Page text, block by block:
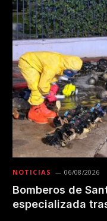
NOTICIAS 06/08/2026
Bomberos de
especializada